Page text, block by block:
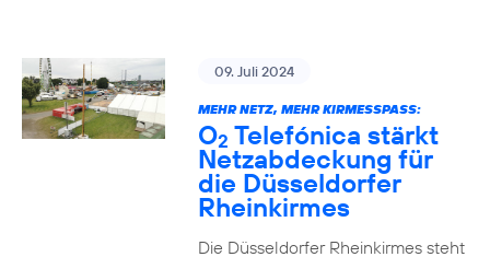
09. Juli 2024
MEHR NETZ, MEHR KIRMESSPASS:
O2 Telefónica stärkt
Netzabdeckung für
die Düsseldorfer
Rheinkirmes
Die Düsseldorfer Rheinkirmes steht